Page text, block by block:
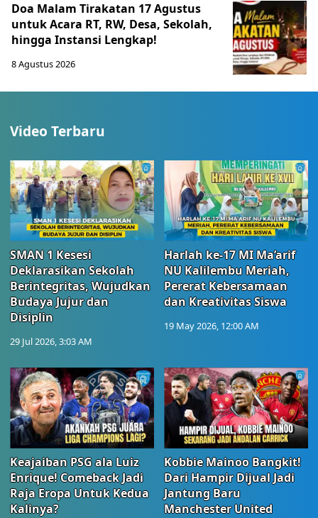
Doa Malam Tirakatan 17 Agustus
untuk Acara RT, RW, Desa, Sekolah,
hingga Instansi Lengkap!
8 Agustus 2026
Video Terbaru
SMAN 1 Kesesi
Deklarasikan Sekolah
Berintegritas, Wujudkan
Budaya Jujur dan
Disiplin
29 Jul 2026, 3:03 AM
Harlah ke-17 MI Ma’arif
NU Kalilembu Meriah,
Pererat Kebersamaan
dan Kreativitas Siswa
19 May 2026, 12:00 AM
Keajaiban PSG ala Luiz
Enrique! Comeback Jadi
Raja Eropa Untuk Kedua
Kalinya?
Kobbie Mainoo Bangkit!
Dari Hampir Dijual Jadi
Jantung Baru
Manchester United